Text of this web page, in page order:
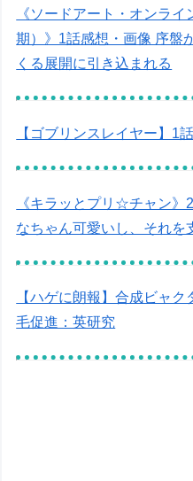
《ソードアート・オンラ
期）》1話感想・画像 序盤
くる展開に引き込まれる
【ゴブリンスレイヤー】1
《キラッとプリ☆チャン》
なちゃん可愛いし、それを
【ハゲに朗報】合成ビャ
毛促進：英研究